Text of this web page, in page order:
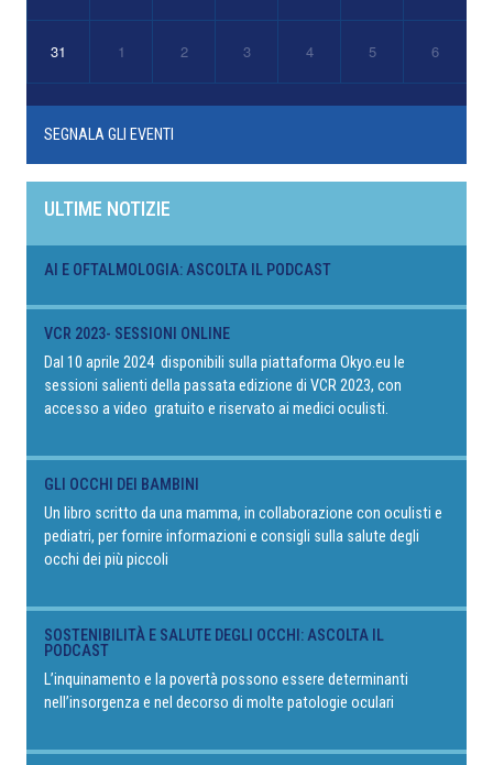
31 1 2 3 4 5 6
SEGNALA GLI EVENTI
ULTIME NOTIZIE
AI E OFTALMOLOGIA: ASCOLTA IL PODCAST
VCR 2023- SESSIONI ONLINE
Dal 10 aprile 2024 disponibili sulla piattaforma Okyo.eu le
sessioni salienti della passata edizione di VCR 2023, con
accesso a video gratuito e riservato ai medici oculisti.
GLI OCCHI DEI BAMBINI
Un libro scritto da una mamma, in collaborazione con oculisti e
pediatri, per fornire informazioni e consigli sulla salute degli
occhi dei più piccoli
SOSTENIBILITÀ E SALUTE DEGLI OCCHI: ASCOLTA IL
PODCAST
L’inquinamento e la povertà possono essere determinanti
nell’insorgenza e nel decorso di molte patologie oculari